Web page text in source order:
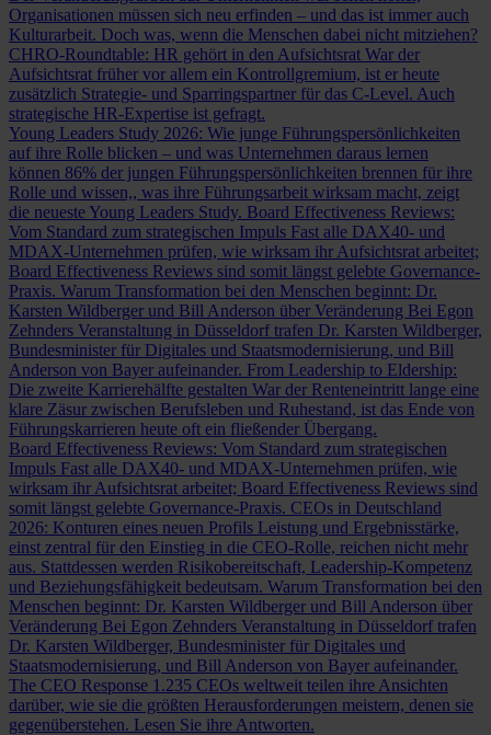
Organisationen müssen sich neu erfinden – und das ist immer auch
Kulturarbeit. Doch was, wenn die Menschen dabei nicht mitziehen?
CHRO-Roundtable: HR gehört in den Aufsichtsrat War der
Aufsichtsrat früher vor allem ein Kontrollgremium, ist er heute
zusätzlich Strategie- und Sparringspartner für das C-Level. Auch
strategische HR-Expertise ist gefragt.
Young Leaders Study 2026: Wie junge Führungspersönlichkeiten
auf ihre Rolle blicken – und was Unternehmen daraus lernen
können 86% der jungen Führungspersönlichkeiten brennen für ihre
Rolle und wissen,, was ihre Führungsarbeit wirksam macht, zeigt
die neueste Young Leaders Study. Board Effectiveness Reviews:
Vom Standard zum strategischen Impuls Fast alle DAX40- und
MDAX-Unternehmen prüfen, wie wirksam ihr Aufsichtsrat arbeitet;
Board Effectiveness Reviews sind somit längst gelebte Governance-
Praxis. Warum Transformation bei den Menschen beginnt: Dr.
Karsten Wildberger und Bill Anderson über Veränderung Bei Egon
Zehnders Veranstaltung in Düsseldorf trafen Dr. Karsten Wildberger,
Bundesminister für Digitales und Staatsmodernisierung, und Bill
Anderson von Bayer aufeinander. From Leadership to Eldership:
Die zweite Karrierehälfte gestalten War der Renteneintritt lange eine
klare Zäsur zwischen Berufsleben und Ruhestand, ist das Ende von
Führungskarrieren heute oft ein fließender Übergang.
Board Effectiveness Reviews: Vom Standard zum strategischen
Impuls Fast alle DAX40- und MDAX-Unternehmen prüfen, wie
wirksam ihr Aufsichtsrat arbeitet; Board Effectiveness Reviews sind
somit längst gelebte Governance-Praxis. CEOs in Deutschland
2026: Konturen eines neuen Profils Leistung und Ergebnisstärke,
einst zentral für den Einstieg in die CEO-Rolle, reichen nicht mehr
aus. Stattdessen werden Risikobereitschaft, Leadership-Kompetenz
und Beziehungsfähigkeit bedeutsam. Warum Transformation bei den
Menschen beginnt: Dr. Karsten Wildberger und Bill Anderson über
Veränderung Bei Egon Zehnders Veranstaltung in Düsseldorf trafen
Dr. Karsten Wildberger, Bundesminister für Digitales und
Staatsmodernisierung, und Bill Anderson von Bayer aufeinander.
The CEO Response 1.235 CEOs weltweit teilen ihre Ansichten
darüber, wie sie die größten Herausforderungen meistern, denen sie
gegenüberstehen. Lesen Sie ihre Antworten.